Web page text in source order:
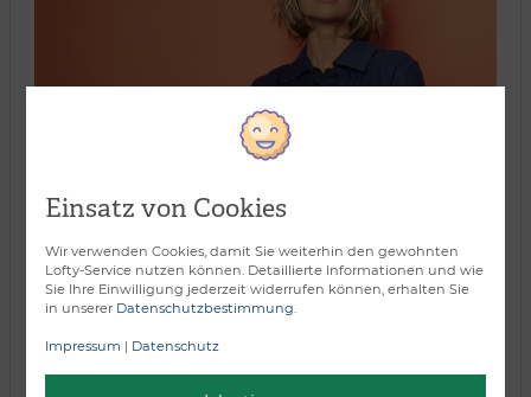
Einsatz von Cookies
Wir verwenden Cookies, damit Sie weiterhin den gewohnten
Lofty-Service nutzen können. Detaillierte Informationen und wie
Sie Ihre Einwilligung jederzeit widerrufen können, erhalten Sie
in unserer Datenschutzbestimmung
Impressum | Datenschutz